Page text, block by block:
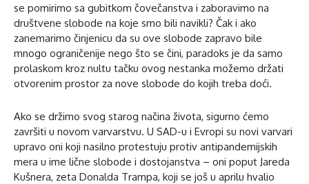
se pomirimo sa gubitkom čovečanstva i zaboravimo na
društvene slobode na koje smo bili navikli? Čak i ako
zanemarimo činjenicu da su ove slobode zapravo bile
mnogo ograničenije nego što se čini, paradoks je da samo
prolaskom kroz nultu tačku ovog nestanka možemo držati
otvorenim prostor za nove slobode do kojih treba doći.
Ako se držimo svog starog načina života, sigurno ćemo
završiti u novom varvarstvu. U SAD-u i Evropi su novi varvari
upravo oni koji nasilno protestuju protiv antipandemijskih
mera u ime lične slobode i dostojanstva – oni poput Jareda
Kušnera, zeta Donalda Trampa, koji se još u aprilu hvalio